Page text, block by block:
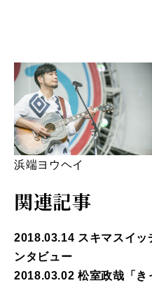
浜端ヨウヘイ
関連記事
2018.03.14 スキマスイッ
ンタビュー
2018.03.02 松室政哉「き